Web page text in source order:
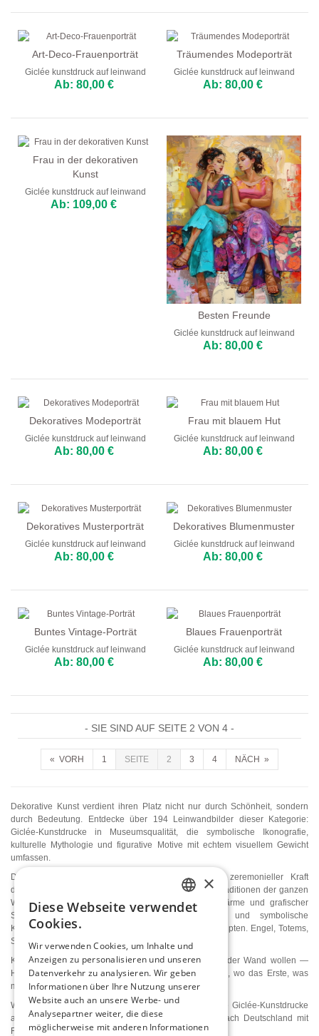
Art-Deco-Frauenporträt
Giclée kunstdruck auf leinwand
Ab: 80,00 €
Träumendes Modeporträt
Giclée kunstdruck auf leinwand
Ab: 80,00 €
Frau in der dekorativen
Kunst
Giclée kunstdruck auf leinwand
Ab: 109,00 €
Besten Freunde
Giclée kunstdruck auf leinwand
Ab: 80,00 €
Dekoratives Modeporträt
Giclée kunstdruck auf leinwand
Ab: 80,00 €
Frau mit blauem Hut
Giclée kunstdruck auf leinwand
Ab: 80,00 €
Dekoratives Musterporträt
Giclée kunstdruck auf leinwand
Ab: 80,00 €
Dekoratives Blumenmuster
Giclée kunstdruck auf leinwand
Ab: 80,00 €
Buntes Vintage-Porträt
Giclée kunstdruck auf leinwand
Ab: 80,00 €
Blaues Frauenporträt
Giclée kunstdruck auf leinwand
Ab: 80,00 €
- SIE SIND AUF SEITE 2 VON 4 -
« VORH 1 SEITE 2 3 4 NÄCH »
Dekorative Kunst verdient ihren Platz nicht nur durch Schönheit, sondern
durch Bedeutung. Entdecke über 194 Leinwandbilder dieser Kategorie:
Giclée-Kunstdrucke in Museumsqualität, die symbolische Ikonografie,
kulturelle Mythologie und figurative Motive mit echtem visuellem Gewicht
umfassen.
Drachen und Phönixe mit östlicher Energie und zeremonieller Kraft
dargestellt. Kraniche, Masken und Ritualfiguren aus Traditionen der ganzen
Welt. Paare und intime menschliche Szenen mit Wärme und grafischer
Stärke. Kubistische Gesichter, abstrakte Figuren und symbolische
Kompositionen, die in jedem Raum ihre Präsenz behaupten. Engel, Totems,
Stillleben — jedes ein in sich vollständiges Wandbild.
Kunstdrucke für Räume, die mehr als ein Muster an der Wand wollen —
Hotellobby, Bars und Restaurants, Wohnzimmer, Flure, wo das Erste, was
man sieht, den Blick verdienen sollte.
Wunderschöne Gemälde, reproduziert als hochwertige Giclée-Kunstdrucke
auf Leinwand, erhältlich bis 90×120 cm. Lieferung nach Deutschland mit
FedEx.
ENGLISH
GERMAN
FRENCH
×
Diese Webseite verwendet
Cookies.
Wir verwenden Cookies, um Inhalte und
Anzeigen zu personalisieren und unseren
Datenverkehr zu analysieren. Wir geben
Informationen über Ihre Nutzung unserer
Website auch an unsere Werbe- und
Analysepartner weiter, die diese
möglicherweise mit anderen Informationen